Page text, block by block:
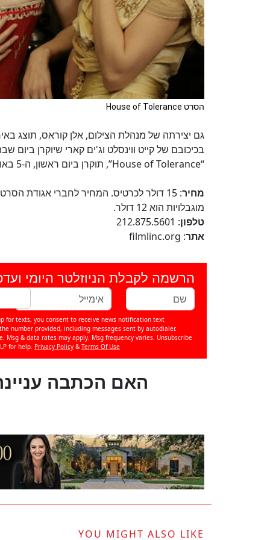
הסרט House of Tolerance
“House of Tolerance”, תוקרן ביום ראשון, ה-5 באוגוסט.
מחיר
מוגבלויות הוא 12 דולר.
טלפון: 212.875.5601
אתר: filmlinc.org
הרשמה לקבלת הניוזלטר היומי
for texts, you consent to receive news notification text
number provided, including messages sent by autodialer.
Msg & data rates may apply. Msg frequency varies. Unsubscribe
for help. Privacy Policy & Terms Of Use
?האם הכתבה
YOU MIGHT ALSO LIKE